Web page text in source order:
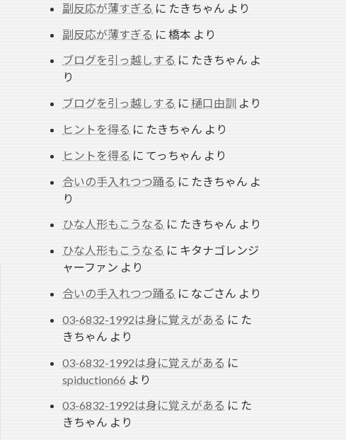
副反応が薄すぎるにたきちゃんより
副反応が薄すぎるに橋本より
ブログを引っ越しするにたきちゃんよ
り
ブログを引っ越しするに樋口由訓より
ヒントを得るにたきちゃんより
ヒントを得るにてっちゃんより
合いの手入れつつ踊るにたきちゃんよ
り
ひな人形もこうなるにたきちゃんより
ひな人形もこうなるにキタナゴレンジ
ャーファンより
合いの手入れつつ踊るになごさんより
03-6832-1992は身に覚えがあるにた
きちゃんより
03-6832-1992は身に覚えがあるに
spiduction66より
03-6832-1992は身に覚えがあるにた
きちゃんより